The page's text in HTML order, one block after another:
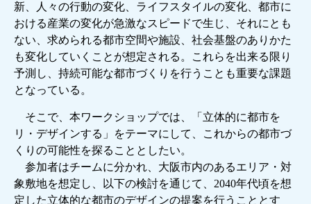
新、人々の行動の変化、ライフスタイルの変化、都市に
おける産業の変化が急激なスピードで生じ、それにとも
ない、求められる都市空間や施設、社会基盤のありかた
も変化していくことが想定される。これらを出来る限り
予測し、持続可能な都市づくりを行うことも重要な課題
となっている。
そこで、本ワークショップでは、「立体的に都市を
リ・デザインする」をテーマにして、これからの都市づ
くりの可能性を探ることとしたい。
参加者はチームに分かれ、大阪市内のあるエリア・対
象敷地を想定し、以下の検討を通じて、2040年代頃を想
定した立体的な都市のデザインの提案を行うこととす